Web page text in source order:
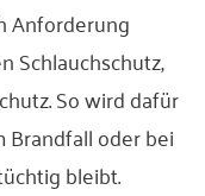
Anforderung
Schlauchschutz,
So wird dafür
Brandfall oder bei
bleibt.